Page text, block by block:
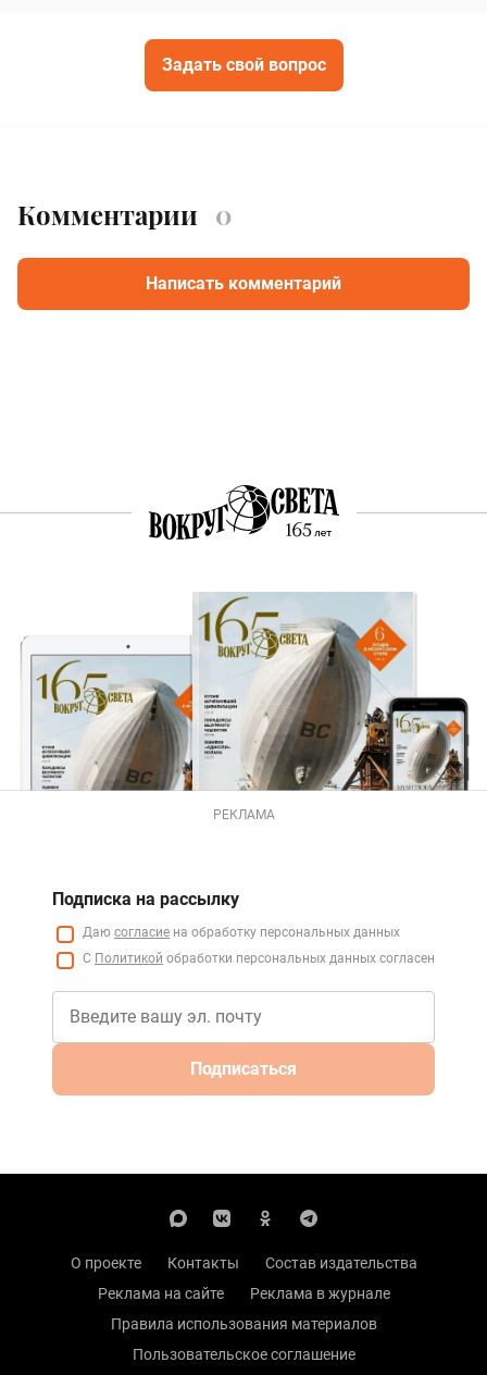
Задать свой вопрос
Комментарии 0
Написать комментарий
РЕКЛАМА
Подписка на рассылку
Даю согласие на обработку персональных данных
С Политикой обработки персональных данных согласен
Подписаться
О проекте Контакты
Состав издательства
Реклама на сайте
Реклама в журнале
Правила использования материалов
Пользовательское соглашение